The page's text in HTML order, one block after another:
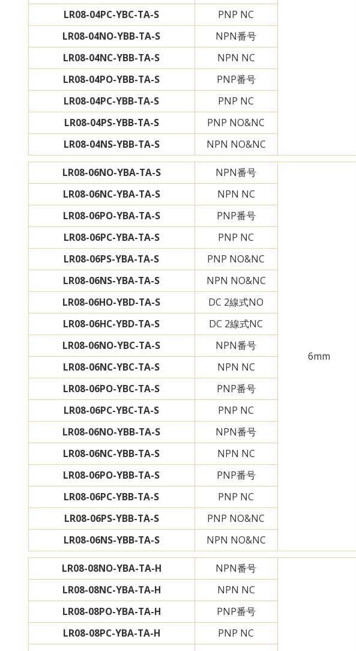
LR08-04PC-YBC-TA-S
PNP NC
LR08-04NO-YBB-TA-S
NPN番号
LR08-04NC-YBB-TA-S
NPN NC
LR08-04PO-YBB-TA-S
PNP番号
LR08-04PC-YBB-TA-S
PNP NC
LR08-04PS-YBB-TA-S
PNP NO&NC
LR08-04NS-YBB-TA-S
NPN NO&NC
LR08-06NO-YBA-TA-S NPN番号
6mm
LR08-06NC-YBA-TA-S
NPN NC
LR08-06PO-YBA-TA-S
PNP番号
LR08-06PC-YBA-TA-S
PNP NC
LR08-06PS-YBA-TA-S
PNP NO&NC
LR08-06NS-YBA-TA-S
NPN NO&NC
LR08-06HO-YBD-TA-S
DC 2線式NO
LR08-06HC-YBD-TA-S
DC 2線式NC
LR08-06NO-YBC-TA-S
NPN番号
LR08-06NC-YBC-TA-S
NPN NC
LR08-06PO-YBC-TA-S
PNP番号
LR08-06PC-YBC-TA-S
PNP NC
LR08-06NO-YBB-TA-S
NPN番号
LR08-06NC-YBB-TA-S
NPN NC
LR08-06PO-YBB-TA-S
PNP番号
LR08-06PC-YBB-TA-S
PNP NC
LR08-06PS-YBB-TA-S
PNP NO&NC
LR08-06NS-YBB-TA-S
NPN NO&NC
LR08-08NO-YBA-TA-H NPN番号
LR08-08NC-YBA-TA-H
NPN NC
LR08-08PO-YBA-TA-H
PNP番号
LR08-08PC-YBA-TA-H
PNP NC